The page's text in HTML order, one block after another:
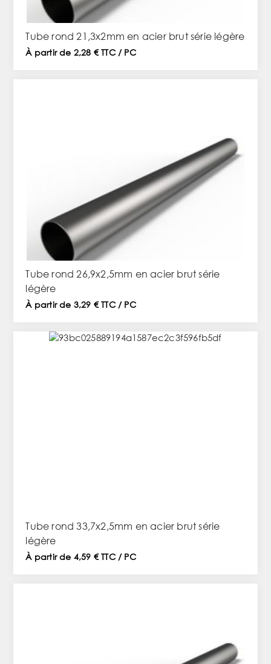
Tube rond 21,3x2mm en acier brut série légère
À partir de 2,28 € TTC / PC
Tube rond 26,9x2,5mm en acier brut série
légère
À partir de 3,29 € TTC / PC
Tube rond 33,7x2,5mm en acier brut série
légère
À partir de 4,59 € TTC / PC